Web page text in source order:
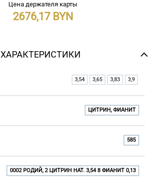
Цена держателя карты
2676,17
ХАРАКТЕРИСТИКИ
3,54 3,65 3,83 3,9
ЦИТРИН, ФИАНИТ
585
0002 РОДИЙ, 2 ЦИТРИН НАТ. 3,54 8 ФИАНИТ 0,13